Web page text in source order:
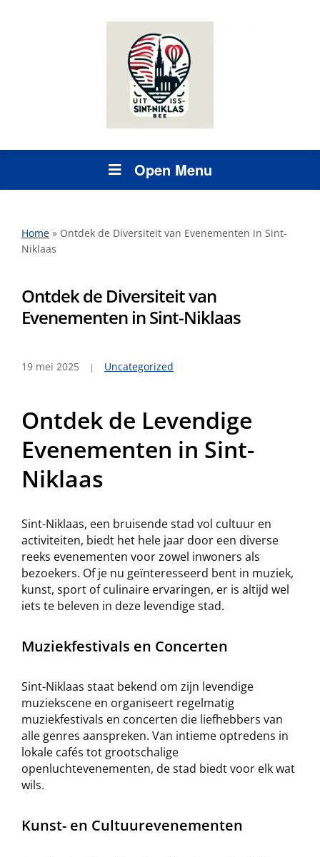
Open Menu
Home » Ontdek de Diversiteit van Evenementen in Sint-
Niklaas
Ontdek de Diversiteit van
Evenementen in Sint-Niklaas
19 mei 2025 Uncategorized
Ontdek de Levendige
Evenementen in Sint-
Niklaas
Sint-Niklaas, een bruisende stad vol cultuur en
activiteiten, biedt het hele jaar door een diverse
reeks evenementen voor zowel inwoners als
bezoekers. Of je nu geïnteresseerd bent in muziek,
kunst, sport of culinaire ervaringen, er is altijd wel
iets te beleven in deze levendige stad.
Muziekfestivals en Concerten
Sint-Niklaas staat bekend om zijn levendige
muziekscene en organiseert regelmatig
muziekfestivals en concerten die liefhebbers van
alle genres aanspreken. Van intieme optredens in
lokale cafés tot grootschalige
openluchtevenementen, de stad biedt voor elk wat
wils.
Kunst- en Cultuurevenementen